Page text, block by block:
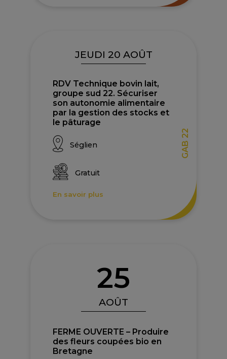
JEUDI 20 AOÛT
RDV Technique bovin lait,
groupe sud 22. Sécuriser
son autonomie alimentaire
par la gestion des stocks et
le pâturage
Séglien
Gratuit
En savoir plus
GAB 22
25
AOÛT
FERME OUVERTE – Produire
des fleurs coupées bio en
Bretagne